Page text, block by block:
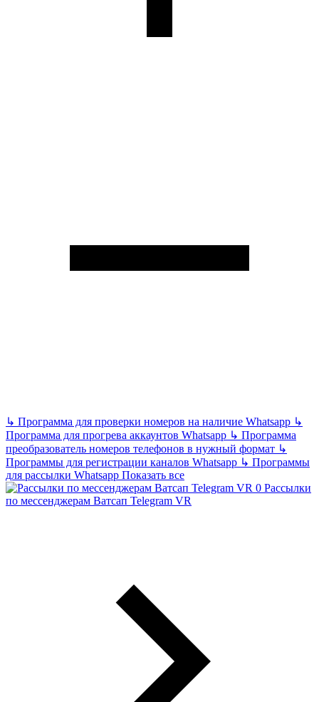
↳ Программа для проверки номеров на наличие Whatsapp ↳
Программа для прогрева аккаунтов Whatsapp ↳ Программа
преобразователь номеров телефонов в нужный формат ↳
Программы для регистрации каналов Whatsapp ↳ Программы
для рассылки Whatsapp Показать все
Рассылки
по мессенджерам Ватсап Telegram VR